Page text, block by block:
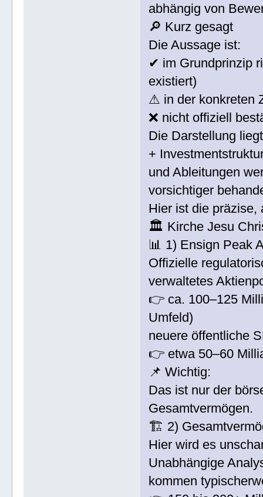
abhängig von
🔎 Kurz gesagt
Die Aussage ist:
✔ im Grundprinzip
existiert)
⚠ in der konkreten
❌ nicht offiziell
Die Darstellung
+
und Ableitungen
vorsichtiger
Hier ist die präzise,
🏛️ Kirche Jesu
📊 1) Ensign Peak
Offizielle
verwaltetes
👉 ca. 100–125
Umfeld)
neuere öffentliche
👉 etwa 50–60
📌 Wichtig:
Das ist nur der
Gesamtvermögen.
🏗️ 2)
Hier wird es
Unabhängige
kommen